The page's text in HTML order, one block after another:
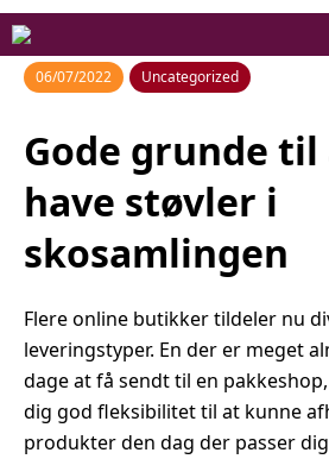
06/07/2022 Uncategorized
Gode grunde til
have støvler i
skosamlingen
Flere online butikker tildeler nu
leveringstyper. En der er meget
dage at få sendt til en
dig god fleksibilitet til at kunne
produkter den dag der passer